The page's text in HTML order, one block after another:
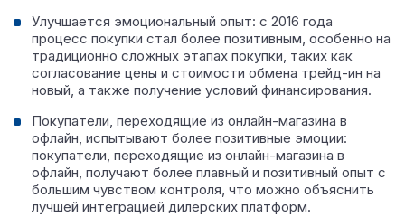
Улучшается эмоциональный опыт: с 2016 года
процесс покупки стал более позитивным, особенно на
традиционно сложных этапах покупки, таких как
согласование цены и стоимости обмена трейд-ин на
новый, а также получение условий финансирования.
Покупатели, переходящие из онлайн-магазина в
офлайн, испытывают более позитивные эмоции:
покупатели, переходящие из онлайн-магазина в
офлайн, получают более плавный и позитивный опыт с
большим чувством контроля, что можно объяснить
лучшей интеграцией дилерских платформ.